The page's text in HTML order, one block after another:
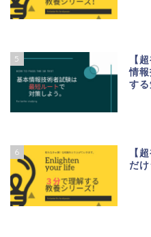
5
【
情
する
6
【
だ